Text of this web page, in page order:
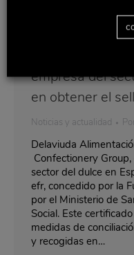
empresa del
en obtener el
Noticias y actualidad
Delaviuda
Confectionery
sector del dulce en
efr, concedido por la
por el Ministerio de
Social. Este
medidas de
y recogidas en…